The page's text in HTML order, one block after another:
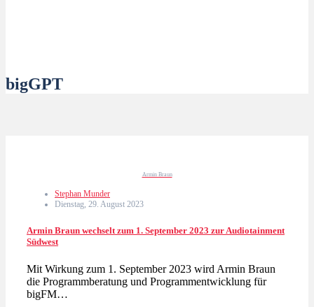
bigGPT
Armin Braun
Stephan Munder
Dienstag, 29. August 2023
Armin Braun wechselt zum 1. September 2023 zur Audiotainment
Südwest
Mit Wirkung zum 1. September 2023 wird Armin Braun
die Programmberatung und Programmentwicklung für
bigFM…